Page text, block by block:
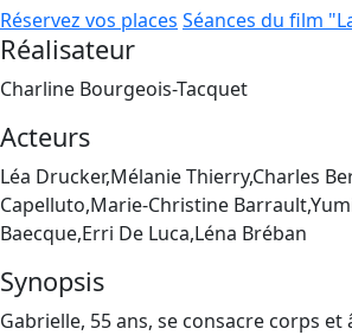
Réservez vos places Séances du film
Réalisateur
Charline Bourgeois-Tacquet
Acteurs
Léa Drucker,Mélanie Thierry,Charles
Capelluto,Marie-Christine
Baecque,Erri De Luca,Léna Bréban
Synopsis
Gabrielle, 55 ans, se consacre corps et